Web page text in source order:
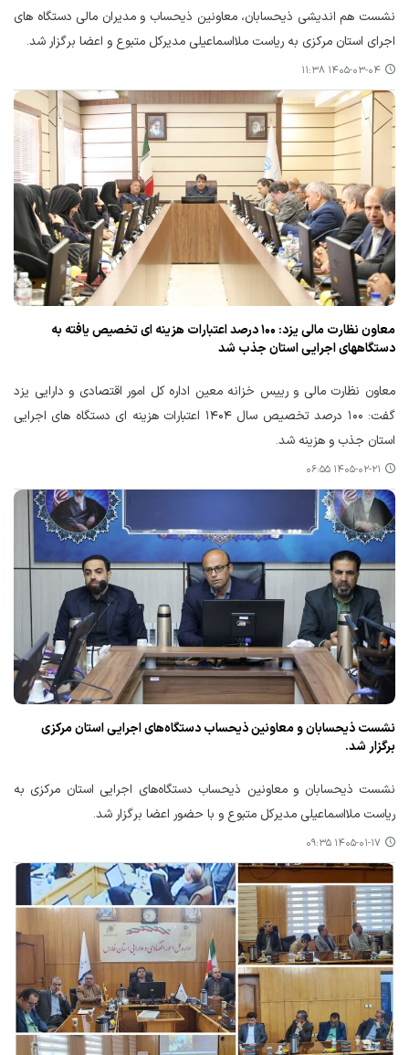
نشست هم اندیشی ذیحسابان، معاونین ذیحساب و مدیران مالی دستگاه های
اجرای استان مرکزی به ریاست ملااسماعیلی مدیرکل متبوع و اعضا برگزار شد.
۱۴۰۵-۰۳-۰۴ ۱۱:۳۸
معاون نظارت مالی یزد: ۱۰۰ درصد اعتبارات هزینه ای تخصیص یافته به
دستگاههای اجرایی استان جذب شد
معاون نظارت مالی و رییس خزانه معین اداره کل امور اقتصادی و دارایی یزد
گفت: ۱۰۰ درصد تخصیص سال ۱۴۰۴ اعتبارات هزینه ای دستگاه های اجرایی
استان جذب و هزینه شد.
۱۴۰۵-۰۲-۲۱ ۰۶:۵۵
نشست ذیحسابان و معاونین ذیحساب دستگاه‌های اجرایی استان مرکزی
برگزار شد.
نشست ذیحسابان و معاونین ذیحساب دستگاه‌های اجرایی استان مرکزی به
ریاست ملااسماعیلی مدیرکل متبوع و با حضور اعضا برگزار شد.
۱۴۰۵-۰۱-۱۷ ۰۹:۳۵